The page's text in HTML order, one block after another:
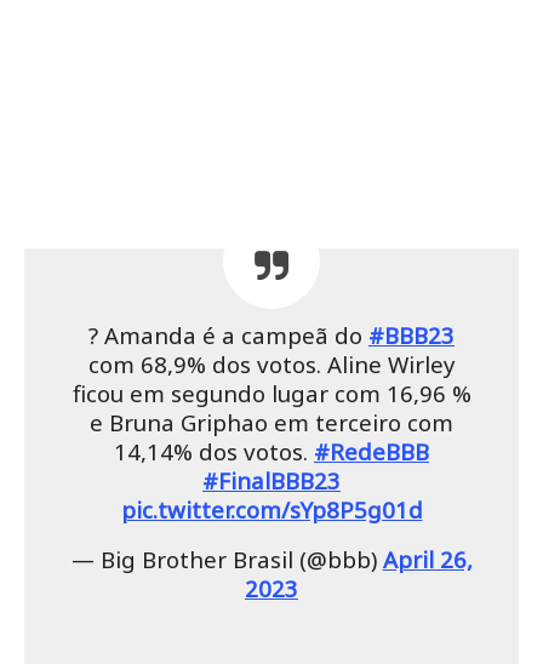
? Amanda é a campeã do #BBB23
com 68,9% dos votos. Aline Wirley
ficou em segundo lugar com 16,96 %
e Bruna Griphao em terceiro com
14,14% dos votos. #RedeBBB
#FinalBBB23
pic.twitter.com/sYp8P5g01d
— Big Brother Brasil (@bbb) April 26,
2023